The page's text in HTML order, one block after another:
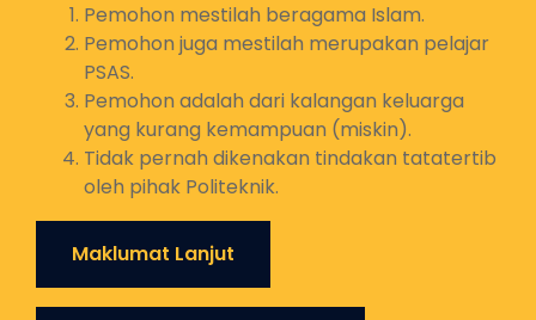
Pemohon mestilah beragama Islam.
Pemohon juga mestilah merupakan pelajar
PSAS.
Pemohon adalah dari kalangan keluarga
yang kurang kemampuan (miskin).
Tidak pernah dikenakan tindakan tatatertib
oleh pihak Politeknik.
Maklumat Lanjut